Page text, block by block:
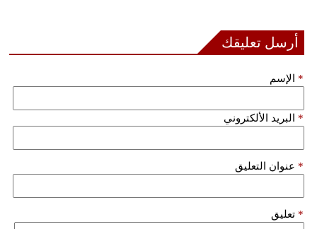
أرسل تعليقك
الإسم *
البريد الألكتروني *
عنوان التعليق *
تعليق *